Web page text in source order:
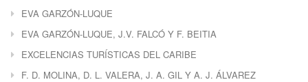
EVA GARZÓN-LUQUE
EVA GARZÓN-LUQUE, J.V. FALCÓ Y F. BEITIA
EXCELENCIAS TURÍSTICAS DEL CARIBE
F. D. MOLINA, D. L. VALERA, J. A. GIL Y A. J. ÁLVAREZ